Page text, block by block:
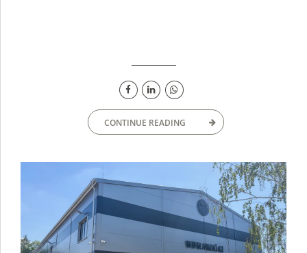
CONTINUE READING